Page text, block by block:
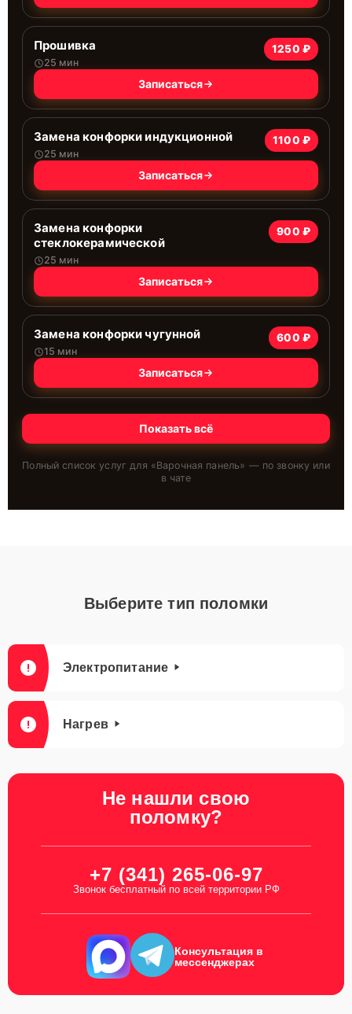
Прошивка
25 мин
1250 ₽
Записаться
Замена конфорки индукционной
25 мин
1100 ₽
Записаться
Замена конфорки
стеклокерамической
25 мин
900 ₽
Записаться
Замена конфорки чугунной
15 мин
600 ₽
Записаться
Показать всё
Полный список услуг для «Варочная панель» — по звонку или
в чате
Выберите тип поломки
Электропитание
Нагрев
Не нашли свою
поломку?
+7 (341) 265-06-97
Звонок бесплатный по всей территории РФ
Консультация в
мессенджерах